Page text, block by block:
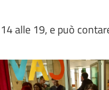
alle 19, e può